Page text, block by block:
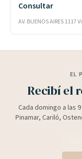
124.000 KM BORRAVINO 2020 R.SANDERO LIFE 1.6 GNC 117.000
KM AZUL 2021 R.OROCH OUTSIDER 4WD 95.000 KM GRIS ETOILE
STEPWAY 40.000 KM ROJO FUEGO 2025 C. C3 AIRCROSS FEEL
TODA LA LINEA
Consultar
AV. BUENOS AIRES 1117
EL
Recibí el
Cada domingo a las
Pinamar, Cariló,